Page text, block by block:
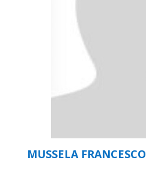
MUSSELA FRANCESCO